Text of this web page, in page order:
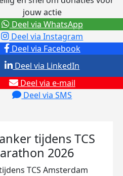
jouw actie
Deel via Facebook
Deel via Instagram
Deel via e-mail
Deel via SMS
Deel via LinkedIn
Deel via WhatsApp
tijdens TCS
2026
TCS Amsterdam